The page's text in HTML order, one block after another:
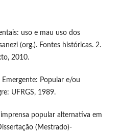
uso e mau uso dos
(org.). Fontes históricas. 2.
2010.
Emergente: Popular e/ou
UFRGS, 1989.
popular alternativa em
(Mestrado)-